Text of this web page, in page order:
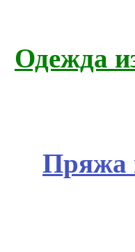
Одежда
Пряжа